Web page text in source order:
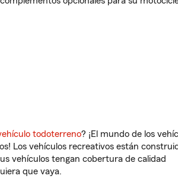
todoterreno? ¡El mundo de los
Los vehículos recreativos están
vehículos tengan cobertura de calidad
que vaya.